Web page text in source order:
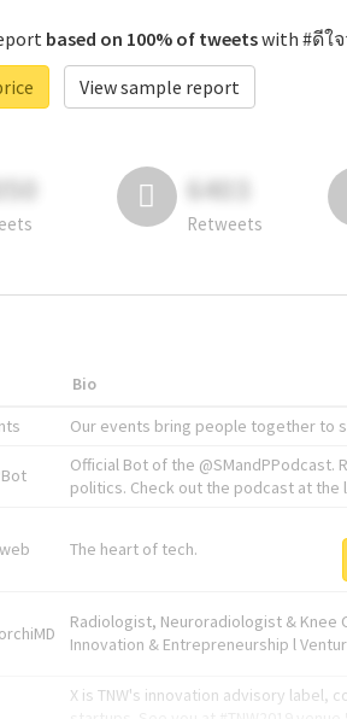
based on 100% of tweetswith #ดีใ
View sample report
6403
Retweets
Bio
Our events bring people together to
Official Bot of the
politics. Check out the podcast at the
The heart of tech.
Radiologist, Neuroradiologist & Knee
Innovation & Entrepreneurship l
X is TNW's innovation advisory